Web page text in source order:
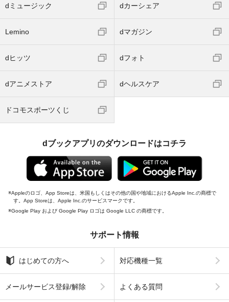
dミュージック dカーシェア
Lemino dマガジン
dヒッツ dフォト
dアニメストア dヘルスケア
ドコモスポーツくじ
dブックアプリのダウンロードはコチラ
Appleのロゴ、App Storeは、米国もしくはその他の国や地域におけるApple Inc.の商標で
す。App Storeは、Apple Inc.のサービスマークです。
Google Play および Google Play ロゴは Google LLC の商標です。
サポート情報
はじめての方へ 対応機種一覧
メールサービス登録/解除 よくある質問